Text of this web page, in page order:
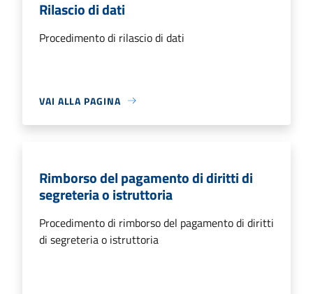
Rilascio di dati
Procedimento di rilascio di dati
VAI ALLA PAGINA
Rimborso del pagamento di diritti di
segreteria o istruttoria
Procedimento di rimborso del pagamento di diritti
di segreteria o istruttoria